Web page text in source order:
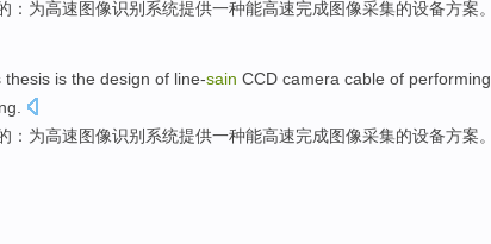
：为高速图像识别系统提供一种能高速完成图像采集的设备方案。
thesis is the design of line-sain CCD camera cable of performing
：为高速图像识别系统提供一种能高速完成图像采集的设备方案。